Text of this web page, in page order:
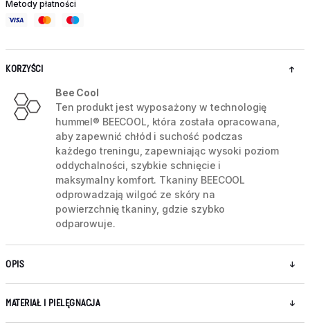
Metody płatności
KORZYŚCI
Bee Cool
Ten produkt jest wyposażony w technologię
hummel® BEECOOL, która została opracowana,
aby zapewnić chłód i suchość podczas
każdego treningu, zapewniając wysoki poziom
oddychalności, szybkie schnięcie i
maksymalny komfort. Tkaniny BEECOOL
odprowadzają wilgoć ze skóry na
powierzchnię tkaniny, gdzie szybko
odparowuje.
OPIS
MATERIAŁ I PIELĘGNACJA